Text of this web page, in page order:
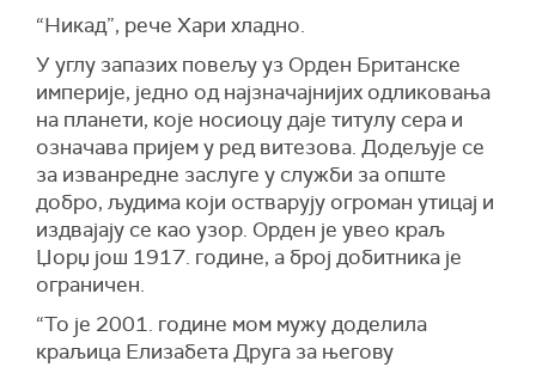
“Никад”, рече Хари хладно.
У углу запазих повељу уз Орден Британске
империје, једно од најзначајнијих одликовања
на планети, које носиоцу даје титулу сера и
означава пријем у ред витезова. Додељује се
за изванредне заслуге у служби за опште
добро, људима који остварују огроман утицај и
издвајају се као узор. Орден је увео краљ
Џорџ још 1917. године, а број добитника је
ограничен.
“То је 2001. године мом мужу доделила
краљица Елизабета Друга за његову